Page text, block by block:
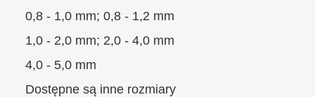
0,8 - 1,0 mm; 0,8 - 1,2 mm
1,0 - 2,0 mm; 2,0 - 4,0 mm
4,0 - 5,0 mm
Dostępne są inne rozmiary